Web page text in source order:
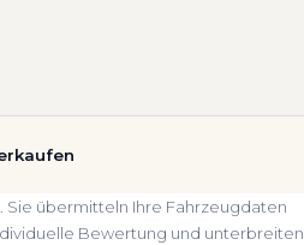
Sie übermitteln Ihre Fahrzeugdaten
Bewertung und unterbreiten